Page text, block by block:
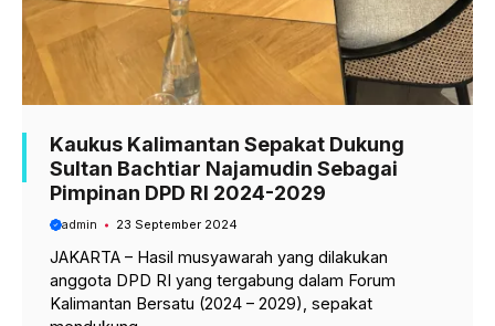
Kaukus Kalimantan Sepakat Dukung
Sultan Bachtiar Najamudin Sebagai
Pimpinan DPD RI 2024-2029
admin 23 September 2024
JAKARTA – Hasil musyawarah yang dilakukan
anggota DPD RI yang tergabung dalam Forum
Kalimantan Bersatu (2024 – 2029), sepakat